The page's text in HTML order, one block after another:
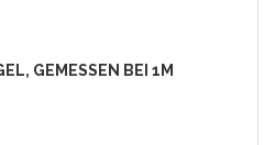
GEMESSEN BEI 1M